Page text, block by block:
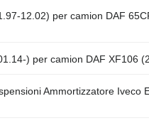
12.02) per camion DAF
) per camion DAF XF106
Ammortizzatore Iveco